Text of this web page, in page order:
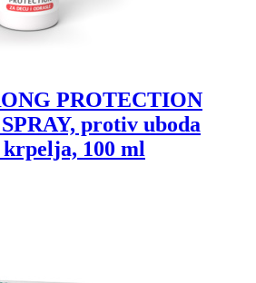
PROTECTION
protiv uboda
100 ml